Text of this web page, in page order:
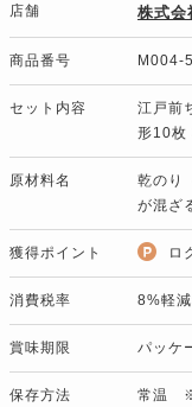
店舗 株式会
商品番号 M004-
セット内容
江戸前
形10枚
原材料名
乾のり
が混ざ
獲得ポイント ロ
消費税率 8%軽
賞味期限 パッケ
保存方法 常温 ※